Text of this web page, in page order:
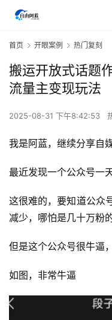
首页 开眼案例 热门复刻
搬运开放式话题
流量主变现玩法
2025-08-31 下午8:42:53
我是阿蓝，继续分享自
最近发现一个公众号一
这很难的，要知道公众
减少，哪怕是几十万粉
但是这个公众号很牛逼
如图，非常牛逼